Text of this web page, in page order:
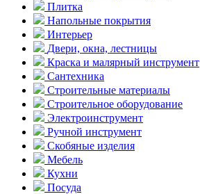
Плитка
Напольные покрытия
Интерьер
Двери, окна, лестницы
Краска и малярный инструмент
Сантехника
Строительные материалы
Строительное оборудование
Электроинструмент
Ручной инструмент
Скобяные изделия
Мебель
Кухни
Посуда